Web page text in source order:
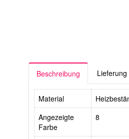
Beschreibung Lieferung
Material
Angezeigte
Farbe
8